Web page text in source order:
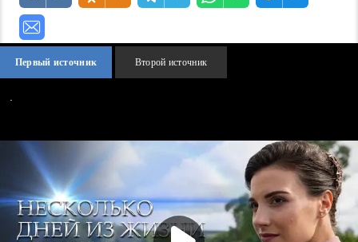
Первый источник Второй источник